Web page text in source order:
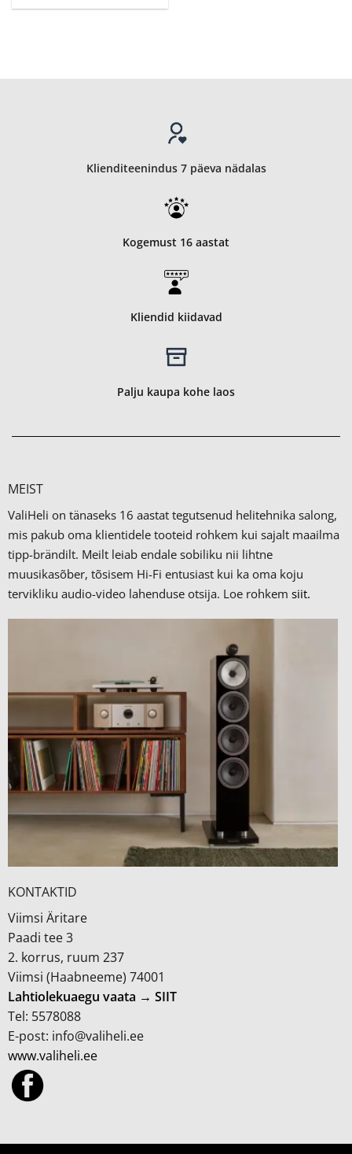
Klienditeenindus 7 päeva nädalas
Kogemust 16 aastat
Kliendid kiidavad
Palju kaupa kohe laos
MEIST
ValiHeli on tänaseks 16 aastat tegutsenud helitehnika salong,
mis pakub oma klientidele tooteid rohkem kui sajalt maailma
tipp-brändilt. Meilt leiab endale sobiliku nii lihtne
muusikasõber, tõsisem Hi-Fi entusiast kui ka oma koju
tervikliku audio-video lahenduse otsija. Loe rohkem siit.
KONTAKTID
Viimsi Äritare
Paadi tee 3
2. korrus, ruum 237
Viimsi (Haabneeme) 74001
Lahtiolekuaegu vaata → SIIT
Tel: 5578088
E-post: info@valiheli.ee
www.valiheli.ee